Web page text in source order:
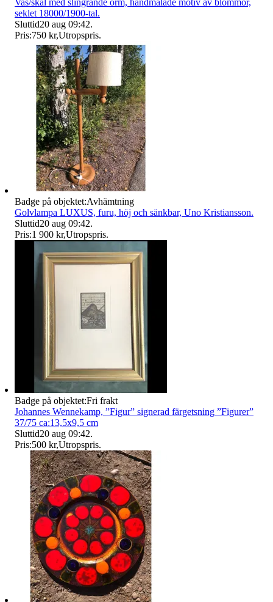
seklet 18000/1900-tal.
Sluttid20 aug 09:42.
Pris:750 kr,Utropspris.
Badge på objektet:Avhämtning
Golvlampa LUXUS, furu, höj och sänkbar, Uno Kristiansson.
Sluttid20 aug 09:42.
Pris:1 900 kr,Utropspris.
Badge på objektet:Fri frakt
Johannes Wennekamp, ”Figur” signerad färgetsning ”Figurer”
37/75 ca:13,5x9,5 cm
Sluttid20 aug 09:42.
Pris:500 kr,Utropspris.